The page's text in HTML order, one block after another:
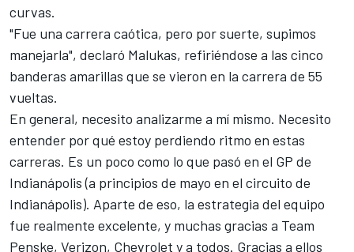
curvas.
"Fue una carrera caótica, pero por suerte, supimos
manejarla", declaró Malukas, refiriéndose a las cinco
banderas amarillas que se vieron en la carrera de 55
vueltas.
En general, necesito analizarme a mí mismo. Necesito
entender por qué estoy perdiendo ritmo en estas
carreras. Es un poco como lo que pasó en el GP de
Indianápolis (a principios de mayo en el circuito de
Indianápolis). Aparte de eso, la estrategia del equipo
fue realmente excelente, y muchas gracias a Team
Penske, Verizon, Chevrolet y a todos. Gracias a ellos